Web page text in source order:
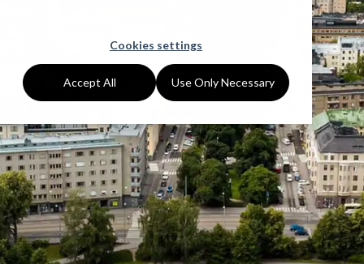
Cookies settings
Accept All Use Only Necessary